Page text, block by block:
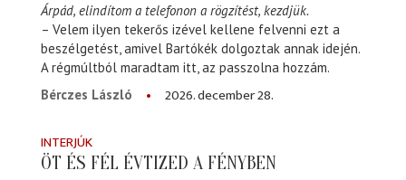
Árpád, elindítom a telefonon a rögzítést, kezdjük.
– Velem ilyen tekerős izével kellene felvenni ezt a
beszélgetést, amivel Bartókék dolgoztak annak idején.
A régmúltból maradtam itt, az passzolna hozzám.
Bérczes László
2026. december 28.
INTERJÚK
ÖT ÉS FÉL ÉVTIZED A FÉNYBEN